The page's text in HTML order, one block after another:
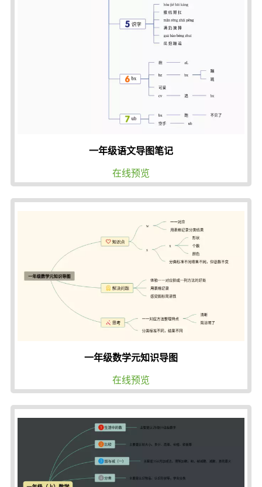
一年级语文导图笔记
在线预览
一年级数学元知识导图
在线预览